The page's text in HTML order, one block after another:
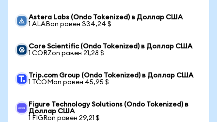
Astera Labs (Ondo Tokenized) в Доллар США
1 ALABon равен 334,24 $
Core Scientific (Ondo Tokenized) в Доллар США
1 CORZon равен 21,28 $
Trip.com Group (Ondo Tokenized) в Доллар США
1 TCOMon равен 45,95 $
Figure Technology Solutions (Ondo Tokenized) в
Доллар США
1 FIGRon равен 29,21 $